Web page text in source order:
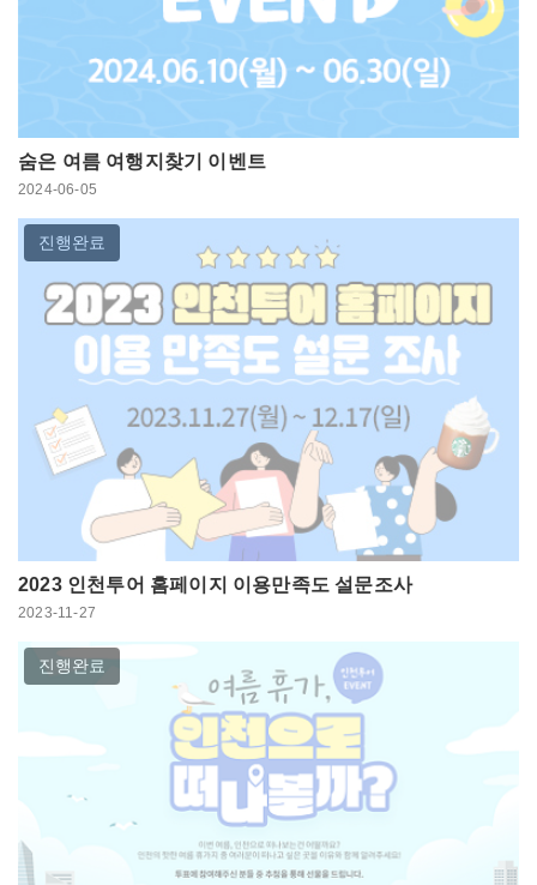
숨은 여름 여행지찾기 이벤트
2024-06-05
진행완료
2023 인천투어 홈페이지 이용만족도 설문조사
2023-11-27
진행완료